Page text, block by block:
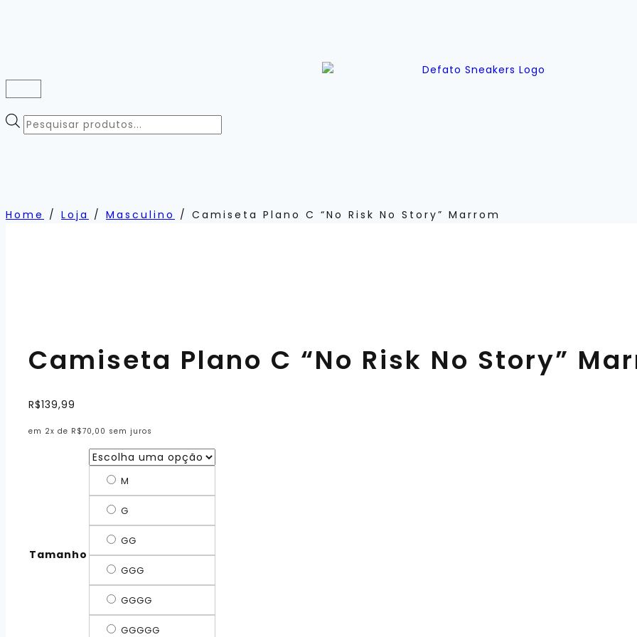
Home / Loja / Masculino / Camiseta Plano C “No Risk No Story” Marrom
Camiseta Plano C “No Risk No Story”
R$139,99
em 2x de R$70,00 sem juros
Tamanho
M
G
GG
GGG
GGGG
GGGGG